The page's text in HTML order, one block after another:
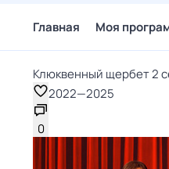
Главная Моя
Клюквенный щербет 2
2022—2025
0